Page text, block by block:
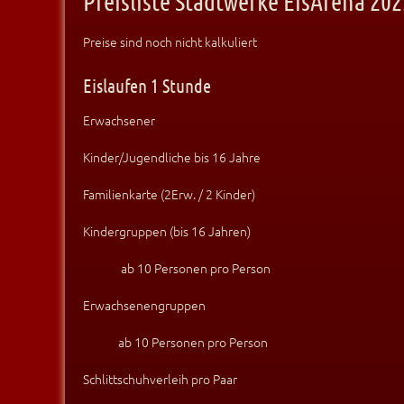
Preise sind noch nicht kalkuliert
Eislaufen 1 Stunde
Erwachsener
Kinder/Jugendliche bis 16 Jahre
Familienkarte (2Erw. / 2 Kinder)
Kindergruppen (bis 16 Jahren)
ab 10 Personen pro Person
Erwachsenengruppen
ab 10 Personen pro Person
Schlittschuhverleih pro Paar